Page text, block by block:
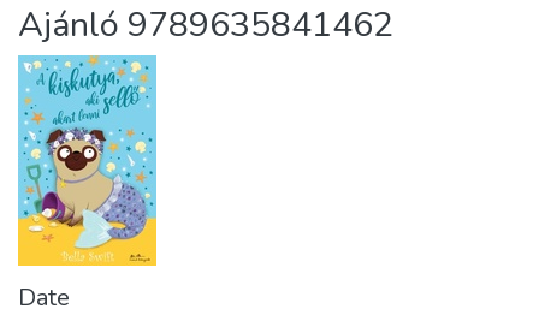
About us
Ajánló 9789635841462
Date